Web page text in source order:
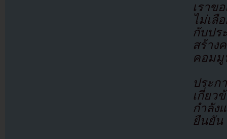
เราข
ไม่เลื
กับปร
สร้าง
คอมมู
ประก
เกี่ยว
กำลัง
ยืนยัน